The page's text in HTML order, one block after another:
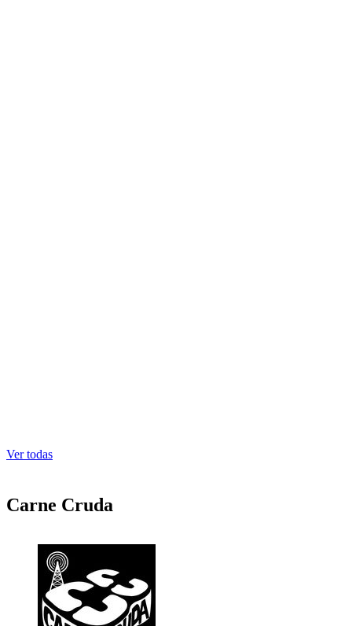
Ver todas
Carne Cruda